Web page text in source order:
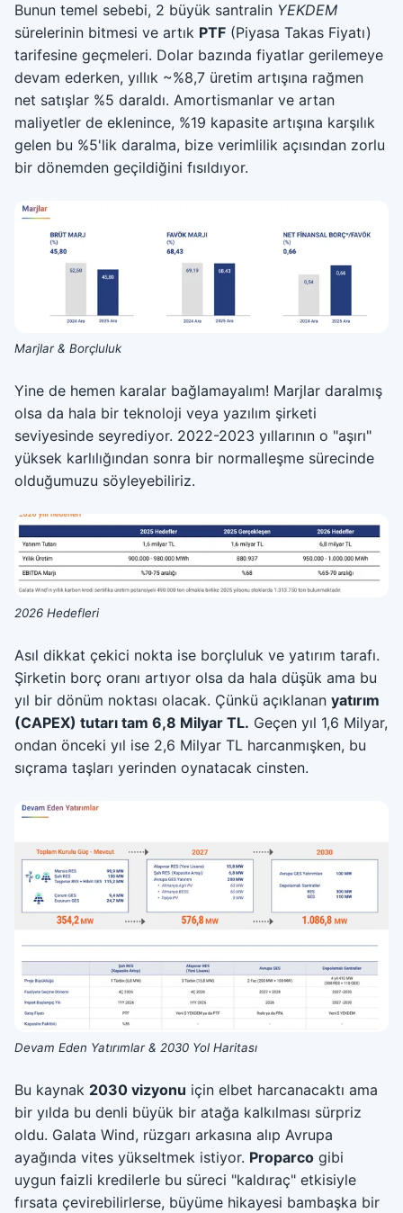
Bunun temel sebebi, 2 büyük santralin YEKDEM
sürelerinin bitmesi ve artık PTF (Piyasa Takas Fiyatı)
tarifesine geçmeleri. Dolar bazında fiyatlar gerilemeye
devam ederken, yıllık ~%8,7 üretim artışına rağmen
net satışlar %5 daraldı. Amortismanlar ve artan
maliyetler de eklenince, %19 kapasite artışına karşılık
gelen bu %5'lik daralma, bize verimlilik açısından zorlu
bir dönemden geçildiğini fısıldıyor.
Marjlar & Borçluluk
Yine de hemen karalar bağlamayalım! Marjlar daralmış
olsa da hala bir teknoloji veya yazılım şirketi
seviyesinde seyrediyor. 2022-2023 yıllarının o "aşırı"
yüksek karlılığından sonra bir normalleşme sürecinde
olduğumuzu söyleyebiliriz.
2026 Hedefleri
Asıl dikkat çekici nokta ise borçluluk ve yatırım tarafı.
Şirketin borç oranı artıyor olsa da hala düşük ama bu
yıl bir dönüm noktası olacak. Çünkü açıklanan yatırım
(CAPEX) tutarı tam 6,8 Milyar TL. Geçen yıl 1,6 Milyar,
ondan önceki yıl ise 2,6 Milyar TL harcanmışken, bu
sıçrama taşları yerinden oynatacak cinsten.
Devam Eden Yatırımlar & 2030 Yol Haritası
Bu kaynak 2030 vizyonu için elbet harcanacaktı ama
bir yılda bu denli büyük bir atağa kalkılması sürpriz
oldu. Galata Wind, rüzgarı arkasına alıp Avrupa
ayağında vites yükseltmek istiyor. Proparco gibi
uygun faizli kredilerle bu süreci "kaldıraç" etkisiyle
fırsata çevirebilirlerse, büyüme hikayesi bambaşka bir